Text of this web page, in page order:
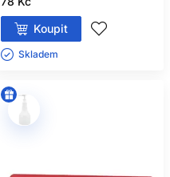
Koupit
Skladem ㅤ